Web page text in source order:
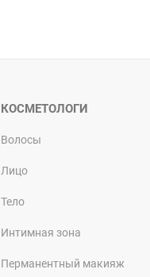
КОСМЕТОЛОГИ
Волосы
Лицо
Тело
Интимная зона
Перманентный макияж